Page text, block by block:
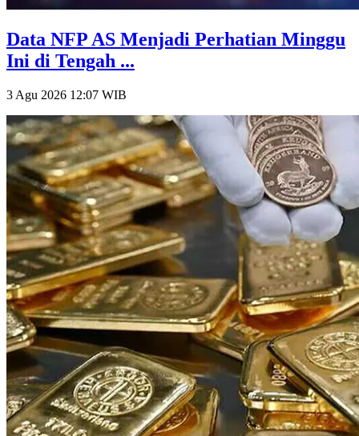
Data NFP AS Menjadi Perhatian Minggu
Ini di Tengah ...
3 Agu 2026 12:07 WIB